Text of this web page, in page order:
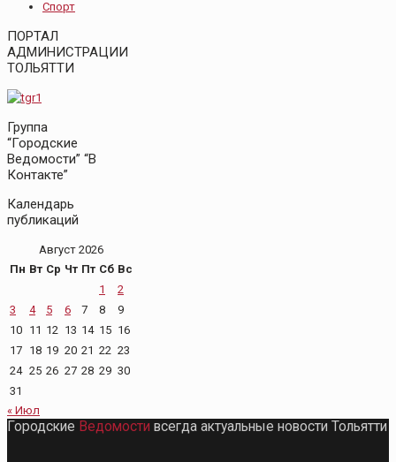
Спорт
ПОРТАЛ
АДМИНИСТРАЦИИ
ТОЛЬЯТТИ
Группа
“Городские
Ведомости” “В
Контакте”
Календарь
публикаций
Август 2026
Пн Вт Ср Чт Пт Сб Вс
1
2
3
4 5 6 7 8
9
10 11 12 13 14 15 16
17 18 19 20 21 22 23
24 25 26 27 28 29 30
31
« Июл
Городские Ведомости всегда актуальные новости Тольятти